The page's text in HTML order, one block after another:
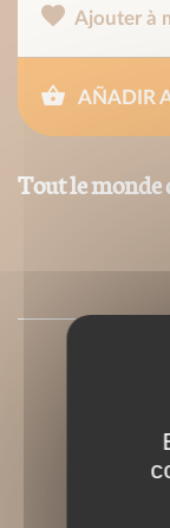
Ajouter à
AÑADIR
Tout le monde